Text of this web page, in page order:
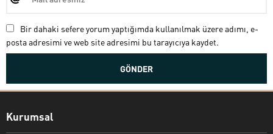
Bir dahaki sefere yorum yaptığımda kullanılmak üzere adımı, e-
posta adresimi ve web site adresimi bu tarayıcıya kaydet.
Kurumsal